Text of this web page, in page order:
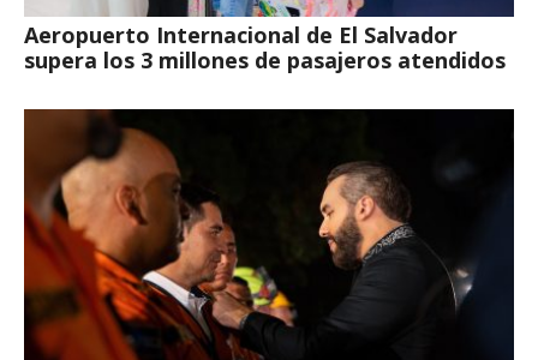
Aeropuerto Internacional de El Salvador
supera los 3 millones de pasajeros atendidos